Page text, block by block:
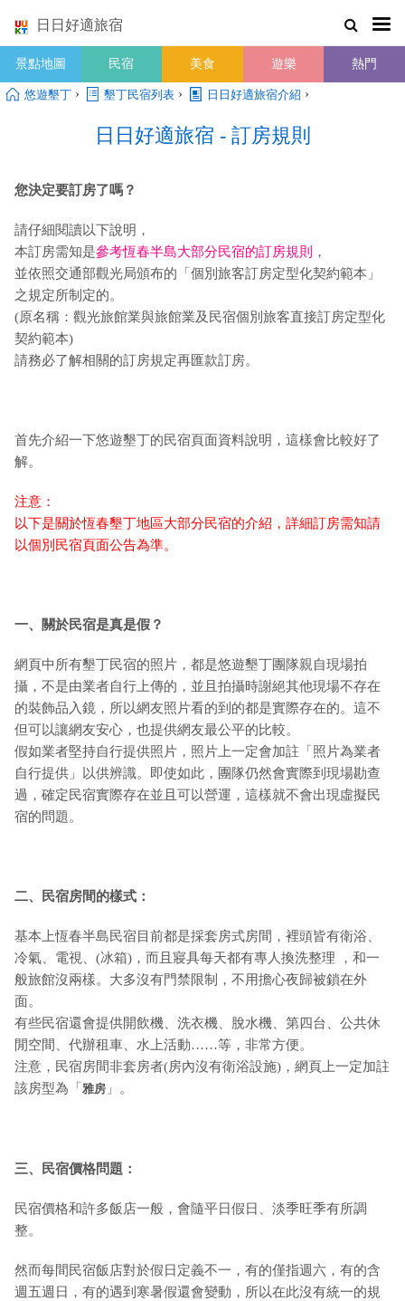
日日好適旅宿
景點地圖 民宿 美食 遊樂 熱門
悠遊墾丁 › 墾丁民宿列表 › 日日好適旅宿介紹 ›
日日好適旅宿 - 訂房規則
您決定要訂房了嗎？
請仔細閱讀以下說明，
本訂房需知是參考恆春半島大部分民宿的訂房規則
，
並依照交通部觀光局頒布的「個別旅客訂房定型化契約範本」
之規定所制定的。
(原名稱：觀光旅館業與旅館業及民宿個別旅客直接訂房定型化
契約範本)
請務必了解相關的訂房規定再匯款訂房。
首先介紹一下悠遊墾丁的民宿頁面資料說明，這樣會比較好了
解。
注意：
以下是關於恆春墾丁地區大部分民宿的介紹，詳細訂房需知請
以個別民宿頁面公告為準。
一、關於民宿是真是假？
網頁中所有墾丁民宿的照片，都是悠遊墾丁團隊親自現場拍
攝，不是由業者自行上傳的，並且拍攝時謝絕其他現場不存在
的裝飾品入鏡，所以網友照片看的到的都是實際存在的。這不
但可以讓網友安心，也提供網友最公平的比較。
假如業者堅持自行提供照片，照片上一定會加註「照片為業者
自行提供」以供辨識。即使如此，團隊仍然會實際到現場勘查
過，確定民宿實際存在並且可以營運，這樣就不會出現虛擬民
宿的問題。
二、民宿房間的樣式：
基本上恆春半島民宿目前都是採套房式房間，裡頭皆有衛浴、
冷氣、電視、(冰箱)，而且寢具每天都有專人換洗整理 ，和一
般旅館沒兩樣。大多沒有門禁限制，不用擔心夜歸被鎖在外
面。
有些民宿還會提供開飲機、洗衣機、脫水機、第四台、公共休
閒空間、代辦租車、水上活動……等，非常方便。
注意，民宿房間非套房者(房內沒有衛浴設施)，網頁上一定加註
該房型為「 雅房 」。
三、民宿價格問題：
民宿價格和許多飯店一般，會隨平日假日、淡季旺季有所調
整。
然而每間民宿飯店對於假日定義不一，有的僅指週六，有的含
週五週日，有的遇到寒暑假還會變動，所以在此沒有統一的規